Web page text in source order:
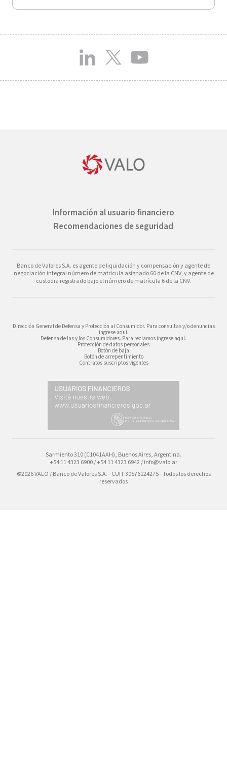
Información al usuario financiero
Recomendaciones de seguridad
Banco de Valores S.A. es agente de liquidación y compensación y agente de
negociación integral número de matrícula asignado 60 de la CNV, y agente de
custodia registrado bajo el número de matrícula 6 de la CNV.
Dirección General de Defensa y Protección al Consumidor. Para consultas y/o denuncias
ingrese aquí.
Defensa de las y los Consumidores. Para reclamos ingrese aquí.
Protección de datos personales
Botón de baja
Botón de arrepentimiento
Contratos suscriptos vigentes
Sarmiento 310 (C1041AAH), Buenos Aires, Argentina.
+54 11 4323 6900 / +54 11 4323 6942 /info@valo.ar
©2026 VALO / Banco de Valores S.A. - CUIT 30576124275 - Todos los derechos
reservados